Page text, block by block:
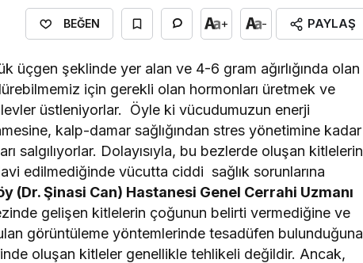
BEĞEN + - PAYLAŞ
üçgen şeklinde yer alan ve 4-6 gram ağırlığında olan
için gerekli olan hormonları üretmek ve
üstleniyorlar. Öyle ki vücudumuzun enerji
kalp-damar sağlığından stres yönetimine kadar
salgılıyorlar. Dolayısıyla, bu bezlerde oluşan kitlelerin
edilmediğinde vücutta ciddi sağlık sorunlarına
(Dr. Şinasi Can) Hastanesi Genel Cerrahi Uzmanı
gelişen kitlelerin çoğunun belirti vermediğine ve
görüntüleme yöntemlerinde tesadüfen bulunduğuna
oluşan kitleler genellikle tehlikeli değildir. Ancak,